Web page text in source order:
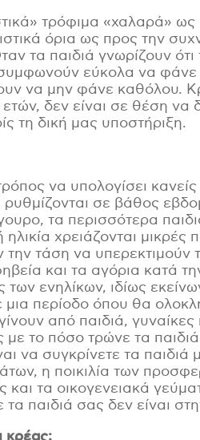
τρόφιμα «χαλαρά» ως
όρια ως προς την
τα παιδιά γνωρίζουν ότι
εύκολα να φάνε
να μην φάνε καθόλου.
δεν είναι σε θέση να
τη δική μας υποστήριξη.
να υπολογίσει κανείς
σε βάθος
τα περισσότερα
χρειάζονται μικρές
την τάση να υπερεκτιμούν
και τα αγόρια κατά
ενηλίκων, ιδίως
μια περίοδο όπου θα
από παιδιά, γυναίκες
το πόσο τρώνε τα παιδιά
να συγκρίνετε τα παιδιά
η ποικιλία των
και τα οικογενειακά
παιδιά σας δεν είναι